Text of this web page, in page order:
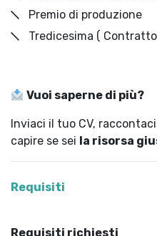
Premio di produzione
Tredicesima (
Vuoi saperne di più?
Inviaci il tuo CV,
capire se sei la risorsa
Requisiti
Requisiti richiesti